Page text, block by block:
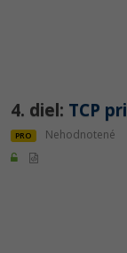
4. diel: TCP
PRO Nehodnotené